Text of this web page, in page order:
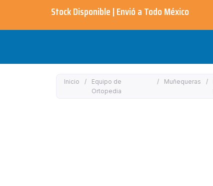
Stock Disponible | Envió a Todo México​
Inicio /
Equipo de
Ortopedia
/ Muñequeras /